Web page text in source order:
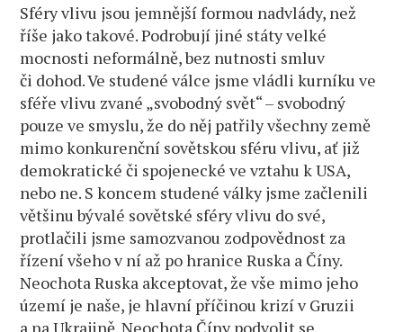
Sféry vlivu jsou jemnější formou nadvlády, než
říše jako takové. Podrobují jiné státy velké
mocnosti neformálně, bez nutnosti smluv
či dohod. Ve studené válce jsme vládli kurníku ve
sféře vlivu zvané „svobodný svět“ – svobodný
pouze ve smyslu, že do něj patřily všechny země
mimo konkurenční sovětskou sféru vlivu, ať již
demokratické či spojenecké ve vztahu k USA,
nebo ne. S koncem studené války jsme začlenili
většinu bývalé sovětské sféry vlivu do své,
protlačili jsme samozvanou zodpovědnost za
řízení všeho v ní až po hranice Ruska a Číny.
Neochota Ruska akceptovat, že vše mimo jeho
území je naše, je hlavní příčinou krizí v Gruzii
a na Ukrajině. Neochota Číny podvolit se